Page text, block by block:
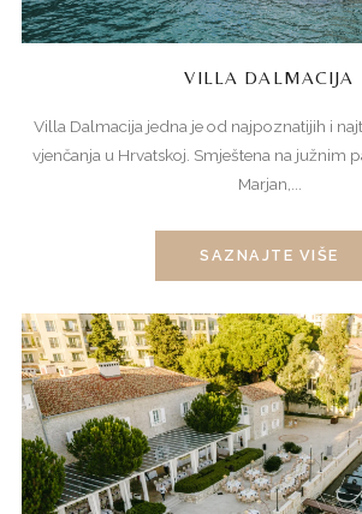
VILLA DALMACIJA
Villa Dalmacija jedna je od najpoznatijih i
vjenčanja u Hrvatskoj. Smještena na južnim
Marjan,...
SAZNAJTE VIŠE